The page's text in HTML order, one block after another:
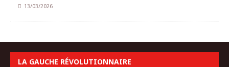
13/03/2026
LA GAUCHE RÉVOLUTIONNAIRE